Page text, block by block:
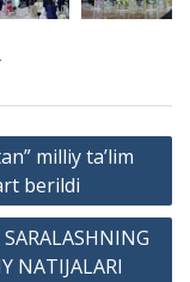
milliy taʼlim
berildi
NATIJALARI